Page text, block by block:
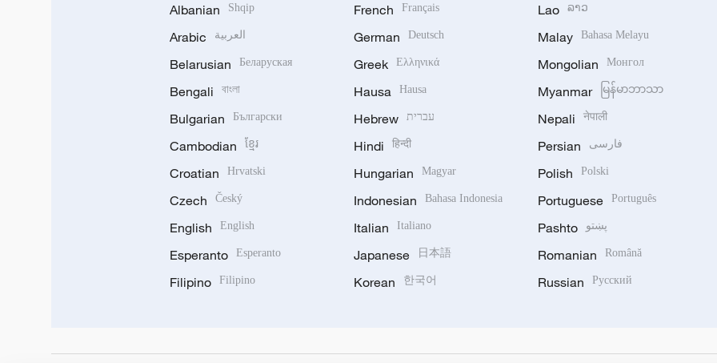
Albanian Shqip
Arabic العربية
Belarusian Беларуская
Bengali বাংলা
Bulgarian Български
Cambodian ខ្មែរ
Croatian Hrvatski
Czech Český
English English
Esperanto Esperanto
Filipino Filipino
French Français
German Deutsch
Greek Ελληνικά
Hausa Hausa
Hebrew עברית
Hindi हिन्दी
Hungarian Magyar
Indonesian Bahasa Indonesia
Italian Italiano
Japanese 日本語
Korean 한국어
Lao ລາວ
Malay Bahasa Melayu
Mongolian Монгол
Myanmar မြန်မာဘာသာ
Nepali नेपाली
Persian فارسی
Polish Polski
Portuguese Português
Pashto پښتو
Romanian Română
Russian Русский